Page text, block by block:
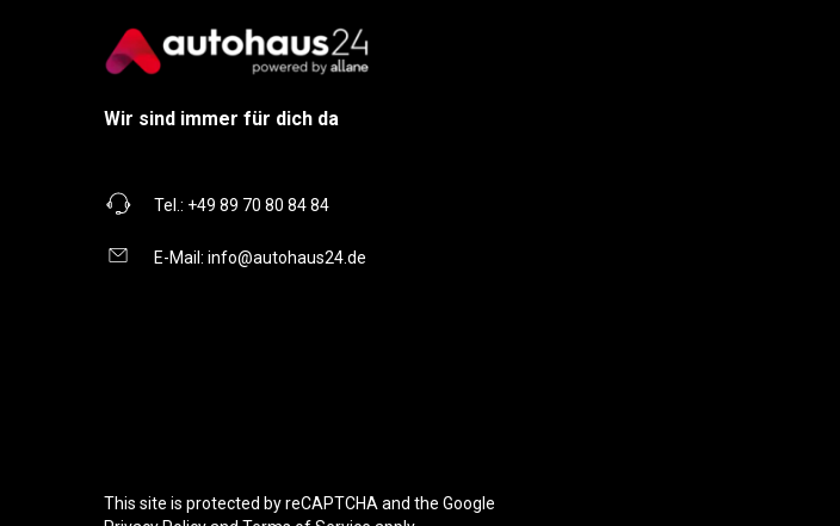
Wir sind immer für dich da
Tel.: +49 89 70 80 84 84
E-Mail: info@autohaus24.de
This site is protected by reCAPTCHA and the Google